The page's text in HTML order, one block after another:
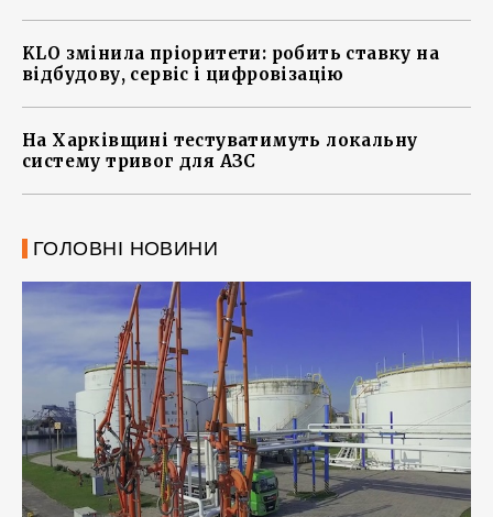
KLO змінила пріоритети: робить ставку на
відбудову, сервіс і цифровізацію
На Харківщині тестуватимуть локальну
систему тривог для АЗС
ГОЛОВНІ НОВИНИ